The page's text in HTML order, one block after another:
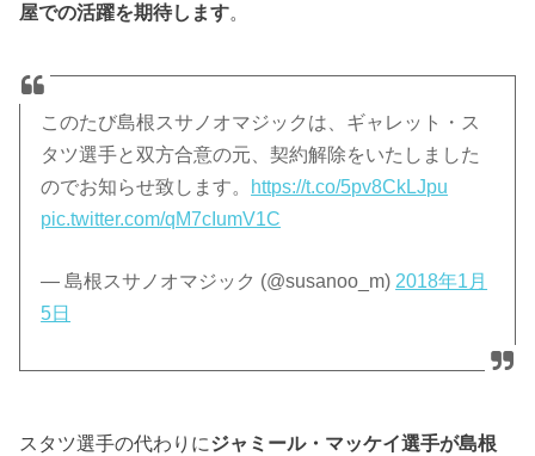
屋での活躍を期待します。
このたび島根スサノオマジックは、ギャレット・ス
タツ選手と双方合意の元、契約解除をいたしました
のでお知らせ致します。
https://t.co/5pv8CkLJpu
pic.twitter.com/qM7cIumV1C
— 島根スサノオマジック (@susanoo_m) 2018年1月
5日
スタツ選手の代わりにジャミール・マッケイ選手が島根